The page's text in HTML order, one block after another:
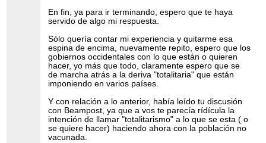
En fin, ya para ir terminando, espero que te haya
servido de algo mi respuesta.
Sólo quería contar mi experiencia y quitarme esa
espina de encima, nuevamente repito, espero que los
gobiernos occidentales con lo que están o quieren
hacer, yo más que todo, claramente espero que se
de marcha atrás a la deriva "totalitaria" que están
imponiendo en varios países.
Y con relación a lo anterior, había leído tu discusión
con Beampost, ya que a vos te parecía rídícula la
intención de llamar "totalitarismo" a lo que se esta ( o
se quiere hacer) haciendo ahora con la población no
vacunada.